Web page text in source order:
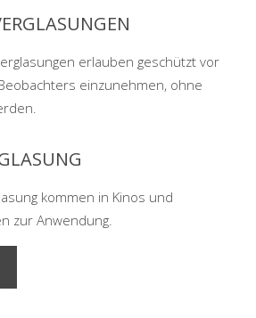
erlauben geschützt vor
einzunehmen, ohne
kommen in Kinos und
zur Anwendung.